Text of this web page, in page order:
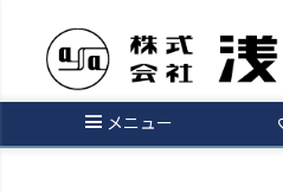
メニュー